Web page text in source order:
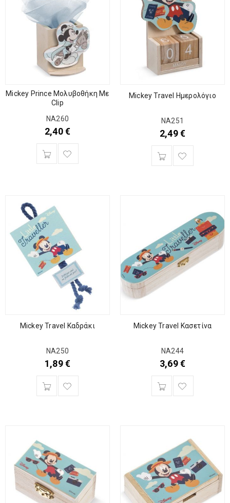
Mickey Prince Μολυβοθήκη Με
Clip
ΝΑ260
2,40€
Mickey Travel Ημερολόγιο
ΝΑ251
2,49€
Mickey Travel Καδράκι
ΝΑ250
1,89€
Mickey Travel Κασετίνα
ΝΑ244
3,69€